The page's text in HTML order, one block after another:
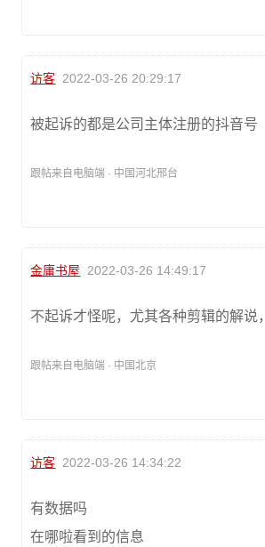
访客 2022-03-26 20:29:17
被起诉的都是公司主体注册的抖音号
跟帖来自电脑端 · 中国河北邢台
金庸书屋 2022-03-26 14:49:17
不起诉才怪呢，尤其各种剪辑的解说
跟帖来自电脑端 · 中国北京
访客 2022-03-26 14:34:22
有数据吗
在哪啦看到的信息